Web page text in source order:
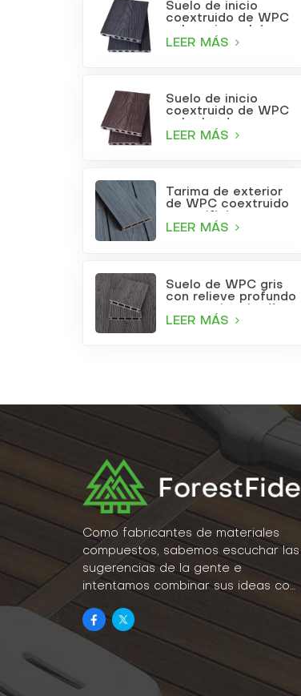
Suelo de inicio
coextruido de WPC
LEER MÁS
Suelo de inicio
coextruido de WPC
LEER MÁS
Tarima de exterior
de WPC coextruido
cuadrados, color gris
LEER MÁS
Suelo de WPC gris
con relieve profundo
LEER MÁS
Como fabricantes de materiales
compuestos, sabemos escuchar las
sugerencias de la gente e
intentamos combinar sus ideas con
la realidad como parte de nuestro
estilo de vida.